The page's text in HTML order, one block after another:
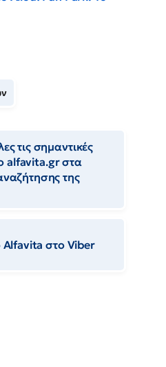
τις σημαντικές
alfavita.gr στα
της
Αlfavita στο Viber